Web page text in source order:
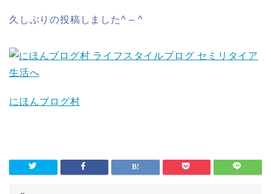
久しぶりの投稿しました^ – ^
にほんブログ村